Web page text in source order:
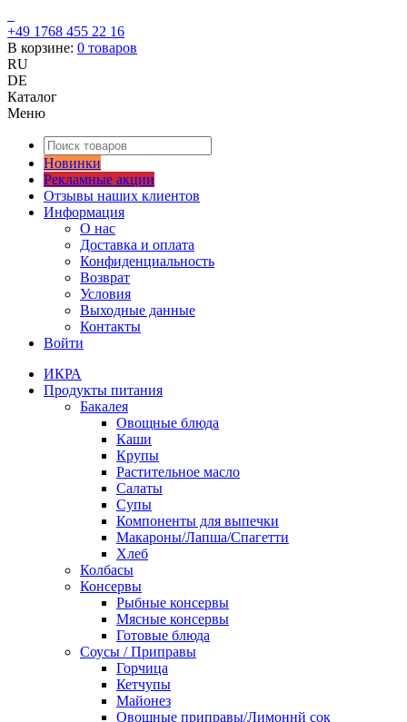
+49 1768 455 22 16
В корзине: 0 товаров
RU
DE
Каталог
Меню
Новинки
Рекламные акции
Отзывы наших клиентов
Информация
О нас
Доставка и оплата
Конфиденциальность
Возврат
Условия
Выходные данные
Контакты
Войти
ИКРА
Продукты питания
Бакалея
Овощные блюда
Каши
Крупы
Растительное масло
Салаты
Супы
Компоненты для выпечки
Макароны/Лапша/Спагетти
Хлеб
Колбасы
Консервы
Рыбные консервы
Мясные консервы
Готовые блюда
Соусы / Приправы
Горчица
Кетчупы
Майонез
Овощные приправы/Лимоннй сок